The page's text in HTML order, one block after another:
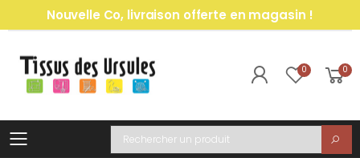
Nouvelle Co, livraison offerte en magasin !
0 0
Toggle mobile menu
Recherche